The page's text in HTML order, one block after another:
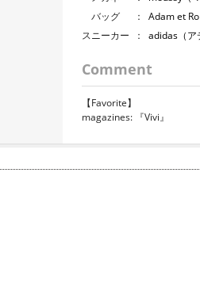
バッグ
：
Adam et
スニーカー
： adidas（ア
Comment
【Favorite】
magazines: 『Vivi』